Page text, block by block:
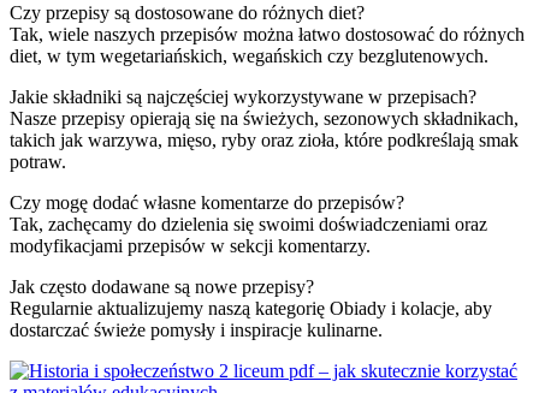
Czy przepisy są dostosowane do różnych diet?
Tak, wiele naszych przepisów można łatwo dostosować do różnych
diet, w tym wegetariańskich, wegańskich czy bezglutenowych.
Jakie składniki są najczęściej wykorzystywane w przepisach?
Nasze przepisy opierają się na świeżych, sezonowych składnikach,
takich jak warzywa, mięso, ryby oraz zioła, które podkreślają smak
potraw.
Czy mogę dodać własne komentarze do przepisów?
Tak, zachęcamy do dzielenia się swoimi doświadczeniami oraz
modyfikacjami przepisów w sekcji komentarzy.
Jak często dodawane są nowe przepisy?
Regularnie aktualizujemy naszą kategorię Obiady i kolacje, aby
dostarczać świeże pomysły i inspiracje kulinarne.